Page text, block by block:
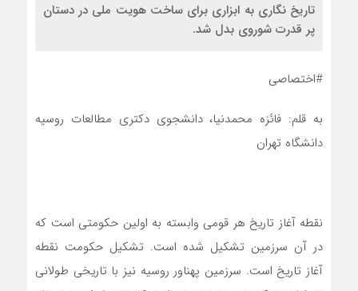
تاریخ نگاری به ابزاری برای ساخت هویت ملی در دستان
پر قدرت شوروی بدل شد.
#اختصاصی
به قلم: فائزه محمدنیا، دانشجوی دکتری مطالعات روسیه
دانشگاه تهران
نقطه آغاز تاریخ هر قومی وابسته به اولین حکومتی است که
در آن سرزمین تشکیل شده است. تشکیل حکومت نقطه
آغاز تاریخ است. سرزمین پهناور روسیه نیز با تاریخی طولانی